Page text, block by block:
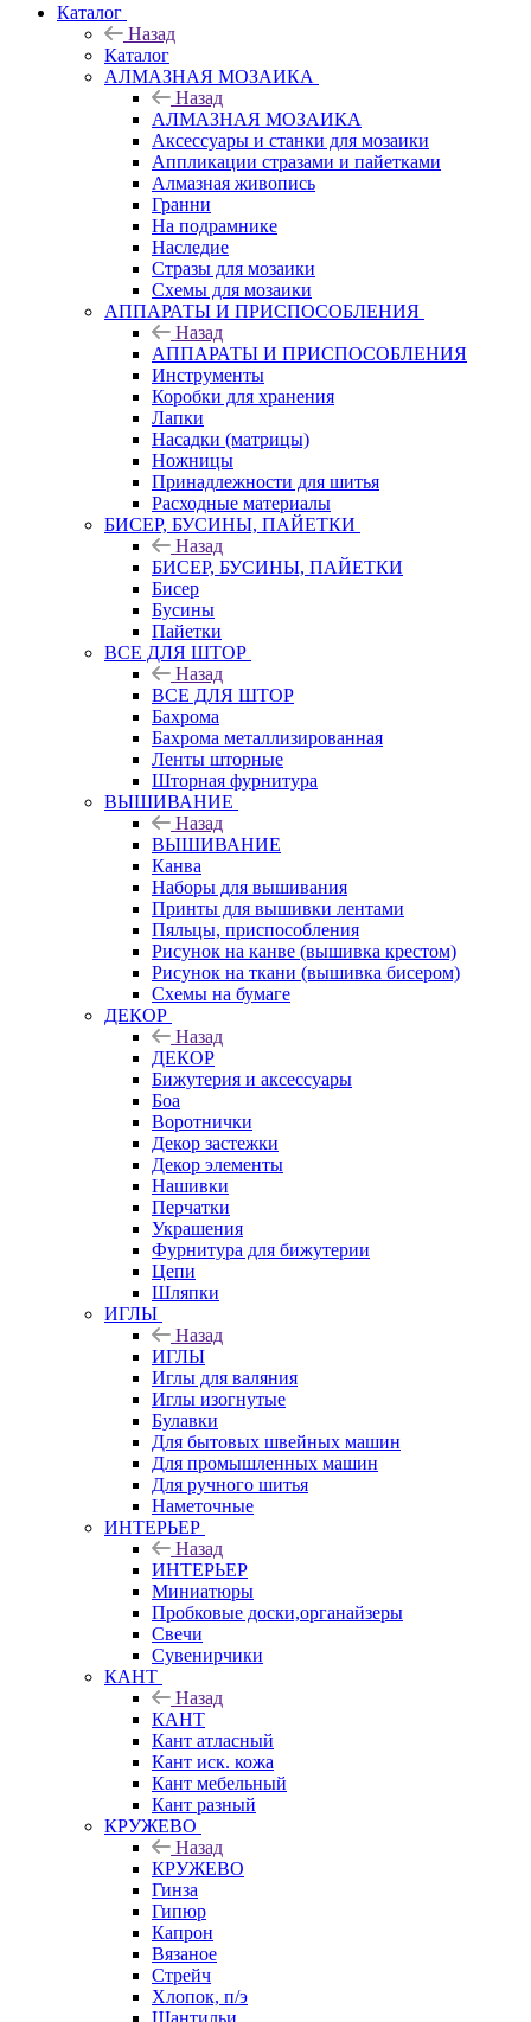
Каталог
Назад
Каталог
АЛМАЗНАЯ МОЗАИКА
Назад
АЛМАЗНАЯ МОЗАИКА
Аксессуары и станки для мозаики
Аппликации стразами и пайетками
Алмазная живопись
Гранни
На подрамнике
Наследие
Стразы для мозаики
Схемы для мозаики
АППАРАТЫ И ПРИСПОСОБЛЕНИЯ
Назад
АППАРАТЫ И ПРИСПОСОБЛЕНИЯ
Инструменты
Коробки для хранения
Лапки
Насадки (матрицы)
Ножницы
Принадлежности для шитья
Расходные материалы
БИСЕР, БУСИНЫ, ПАЙЕТКИ
Назад
БИСЕР, БУСИНЫ, ПАЙЕТКИ
Бисер
Бусины
Пайетки
ВСЕ ДЛЯ ШТОР
Назад
ВСЕ ДЛЯ ШТОР
Бахрома
Бахрома металлизированная
Ленты шторные
Шторная фурнитура
ВЫШИВАНИЕ
Назад
ВЫШИВАНИЕ
Канва
Наборы для вышивания
Принты для вышивки лентами
Пяльцы, приспособления
Рисунок на канве (вышивка крестом)
Рисунок на ткани (вышивка бисером)
Схемы на бумаге
ДЕКОР
Назад
ДЕКОР
Бижутерия и аксессуары
Боа
Воротнички
Декор застежки
Декор элементы
Нашивки
Перчатки
Украшения
Фурнитура для бижутерии
Цепи
Шляпки
ИГЛЫ
Назад
ИГЛЫ
Иглы для валяния
Иглы изогнутые
Булавки
Для бытовых швейных машин
Для промышленных машин
Для ручного шитья
Наметочные
ИНТЕРЬЕР
Назад
ИНТЕРЬЕР
Миниатюры
Пробковые доски,органайзеры
Свечи
Сувенирчики
КАНТ
Назад
КАНТ
Кант атласный
Кант иск. кожа
Кант мебельный
Кант разный
КРУЖЕВО
Назад
КРУЖЕВО
Гинза
Гипюр
Капрон
Вязаное
Стрейч
Хлопок, п/э
Шантильи